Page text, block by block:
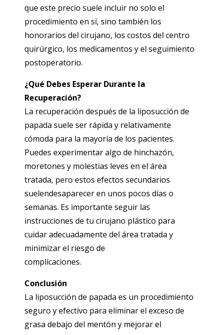
que este precio suele incluir no solo el
procedimiento en sí, sino también los
honorarios del cirujano, los costos del centro
quirúrgico, los medicamentos y el seguimiento
postoperatorio.
¿Qué Debes Esperar Durante la
Recuperación?
La recuperación después de la liposucción de
papada suele ser rápida y relativamente
cómoda para la mayoría de los pacientes.
Puedes experimentar algo de hinchazón,
moretones y molestias leves en el área
tratada, pero estos efectos secundarios
suelendesaparecer en unos pocos días o
semanas. Es importante seguir las
instrucciones de tu cirujano plástico para
cuidar adecuadamente del área tratada y
minimizar el riesgo de
complicaciones.
Conclusión
La liposucción de papada es un procedimiento
seguro y efectivo para eliminar el exceso de
grasa debajo del mentón y mejorar el